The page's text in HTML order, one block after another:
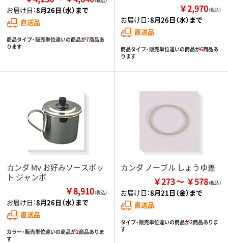
お届け日：8月26日（水）まで
直送品
商品タイプ・販売単位違いの商品が7商品あ
ります
￥2,970（税込）
お届け日：8月26日（水）まで
直送品
商品タイプ・販売単位違いの商品が6商品あ
ります
カンダ Mv お好みソースポッ
ト ジャンボ
￥8,910（税込）
お届け日：8月26日（水）まで
直送品
カラー・販売単位違いの商品が2商品ありま
す
カンダ ノーブル しょうゆ差
￥273 ￥578
お届け日：8月21日（金）まで
直送品
タイプ・販売単位違いの商品が2商品ありま
す